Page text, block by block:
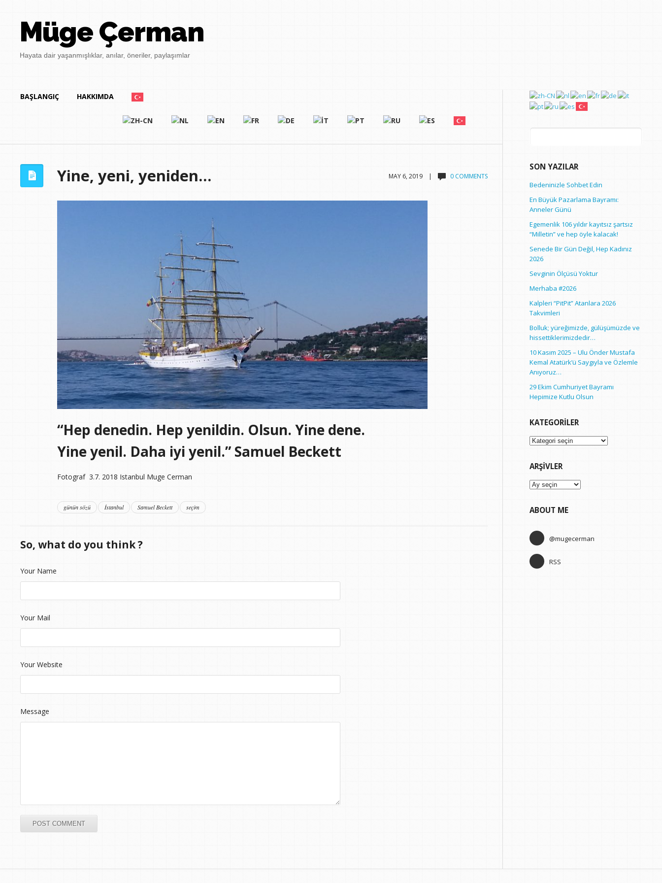
Müge Çerman
Hayata dair yaşanmışlıklar, anılar, öneriler, paylaşımlar
BAŞLANGIÇ HAKKIMDA
MAY 6, 2019 | 0 COMMENTS
Yine, yeni, yeniden…
“Hep denedin. Hep yenildin. Olsun. Yine dene.
Yine yenil. Daha iyi yenil.” Samuel Beckett
Fotograf 3.7. 2018 Istanbul Muge Cerman
günün sözü İstanbul Samuel Beckett seçim
So, what do you think ?
Your Name
Your Mail
Your Website
Message
Arama:
SON YAZILAR
Bedeninizle Sohbet Edin
En Büyük Pazarlama Bayramı:
Anneler Günü
Egemenlik 106 yıldır kayıtsız şartsız
“Milletin” ve hep öyle kalacak!
Senede Bir Gün Değil, Hep Kadınız
2026
Sevginin Ölçüsü Yoktur
Merhaba #2026
Kalpleri “PitPit” Atanlara 2026
Takvimleri
Bolluk; yüreğimizde, gülüşümüzde ve
hissettiklerimizdedir…
10 Kasım 2025 – Ulu Önder Mustafa
Kemal Atatürk’ü Saygıyla ve Özlemle
Anıyoruz…
29 Ekim Cumhuriyet Bayramı
Hepimize Kutlu Olsun
KATEGORILER
Kategoriler
ARŞIVLER
Arşivler
ABOUT ME
@mugecerman
RSS